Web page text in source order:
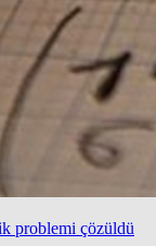
problemi çözüldü